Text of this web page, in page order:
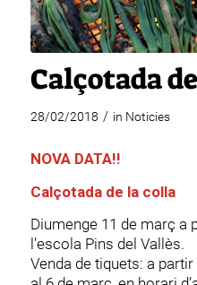
Calçotada
28/02/2018 / in Noticies
NOVA DATA!!
Calçotada de la colla
Diumenge 11 de març a
l’escola Pins del Vallès.
Venda de tiquets: a